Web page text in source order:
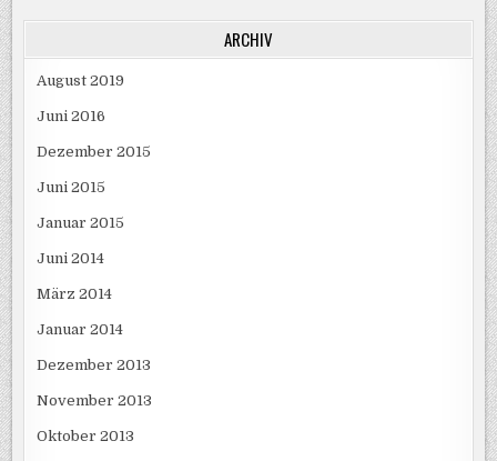
ARCHIV
August 2019
Juni 2016
Dezember 2015
Juni 2015
Januar 2015
Juni 2014
März 2014
Januar 2014
Dezember 2013
November 2013
Oktober 2013